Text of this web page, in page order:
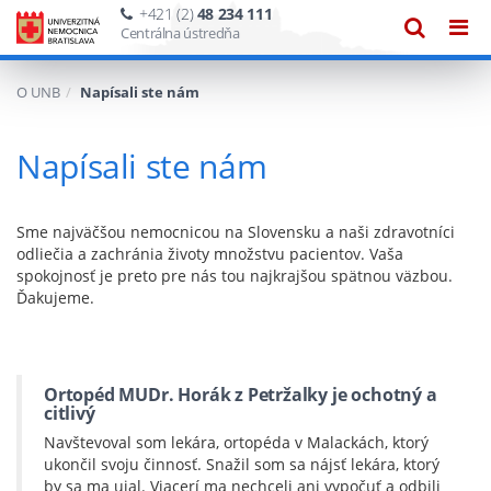
+421 (2)48 234 111
Centrálna ústredňa
O UNB Napísali ste nám
Napísali ste nám
Sme najväčšou nemocnicou na Slovensku a naši zdravotníci
odliečia a zachránia životy množstvu pacientov. Vaša
spokojnosť je preto pre nás tou najkrajšou spätnou väzbou.
Ďakujeme.
Ortopéd MUDr. Horák z Petržalky je ochotný a
citlivý
Navštevoval som lekára, ortopéda v Malackách, ktorý
ukončil svoju činnosť. Snažil som sa nájsť lekára, ktorý
by sa ma ujal. Viacerí ma nechceli ani vypočuť a odbili